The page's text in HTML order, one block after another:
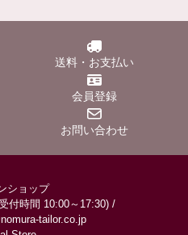
送料・お支払い
会員登録
お問い合わせ
ショップ
付時間 10:00～17:30) /
tailor.co.jp